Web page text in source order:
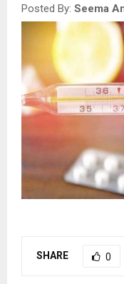
Posted By: Seema
SHARE 0